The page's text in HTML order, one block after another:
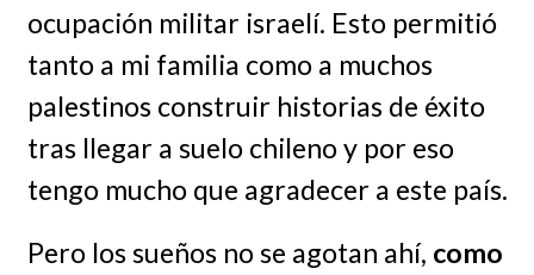
ocupación militar israelí. Esto permitió
tanto a mi familia como a muchos
palestinos construir historias de éxito
tras llegar a suelo chileno y por eso
tengo mucho que agradecer a este país.
Pero los sueños no se agotan ahí, como